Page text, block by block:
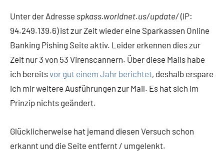
Unter der Adresse spkass.worldnet.us/update/(IP:
94.249.139.6) ist zur Zeit wieder eine Sparkassen Online
Banking Pishing Seite aktiv. Leider erkennen dies zur
Zeit nur 3 von 53 Virenscannern. Über diese Mails habe
ich bereitsvor gut einem Jahr berichtet, deshalb erspare
ich mir weitere Ausführungen zur Mail. Es hat sich im
Prinzip nichts geändert.
Glücklicherweise hat jemand diesen Versuch schon
erkannt und die Seite entfernt / umgelenkt.